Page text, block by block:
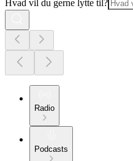
Hvad vil du gerne lytte til?
Radio
Podcasts